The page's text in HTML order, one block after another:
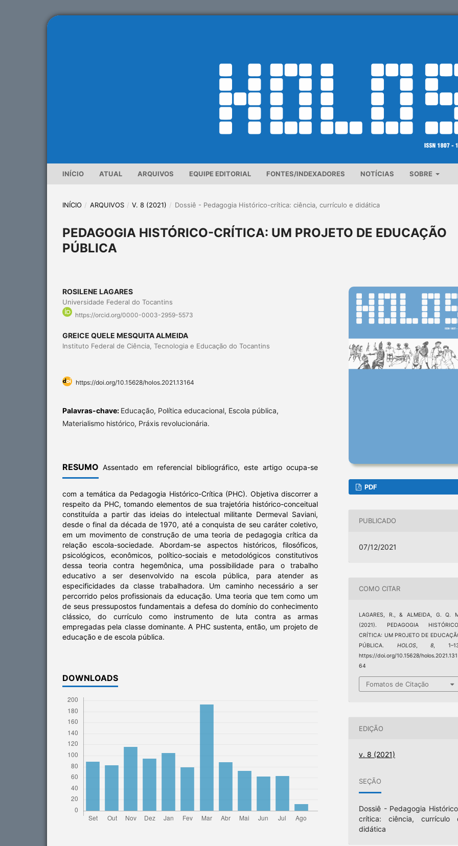
INÍCIO ATUAL ARQUIVOS EQUIPE EDITORIAL FONTES/INDEXADORES NOTÍCIAS SOBRE
INÍCIO / ARQUIVOS / V. 8 (2021) / Dossiê - Pedagogia Histórico-crítica: ciência, currículo e didática
PEDAGOGIA HISTÓRICO-CRÍTICA: UM PROJETO DE EDUCAÇÃO
PÚBLICA
ROSILENE LAGARES
Universidade Federal do Tocantins
https://orcid.org/0000-0003-2959-5573
GREICE QUELE MESQUITA ALMEIDA
Instituto Federal de Ciência, Tecnologia e Educação do Tocantins
https://doi.org/10.15628/holos.2021.13164
Palavras-chave: Educação, Política educacional, Escola pública,
Materialismo histórico, Práxis revolucionária.
RESUMO Assentado em referencial bibliográfico, este artigo ocupa-se
com a temática da Pedagogia Histórico-Crítica (PHC). Objetiva discorrer a
respeito da PHC, tomando elementos de sua trajetória histórico-conceitual
constituída a partir das ideias do intelectual militante Dermeval Saviani,
desde o final da década de 1970, até a conquista de seu caráter coletivo,
em um movimento de construção de uma teoria de pedagogia crítica da
relação escola-sociedade. Abordam-se aspectos históricos, filosóficos,
psicológicos, econômicos, político-sociais e metodológicos constitutivos
dessa teoria contra hegemônica, uma possibilidade para o trabalho
educativo a ser desenvolvido na escola pública, para atender as
especificidades da classe trabalhadora. Um caminho necessário a ser
percorrido pelos profissionais da educação. Uma teoria que tem como um
de seus pressupostos fundamentais a defesa do domínio do conhecimento
clássico, do currículo como instrumento de luta contra as armas
empregadas pela classe dominante. A PHC sustenta, então, um projeto de
educação e de escola pública.
DOWNLOADS
PDF
PUBLICADO
07/12/2021
COMO CITAR
LAGARES, R., & ALMEIDA, G. Q.
(2021). PEDAGOGIA
CRÍTICA: UM PROJETO DE
PÚBLICA. HOLOS,8 ,
https://doi.org/10.15628/holos.2021.131
64
Fomatos de Citação
EDIÇÃO
v. 8 (2021)
SEÇÃO
Dossiê - Pedagogia
crítica: ciência, currículo
didática